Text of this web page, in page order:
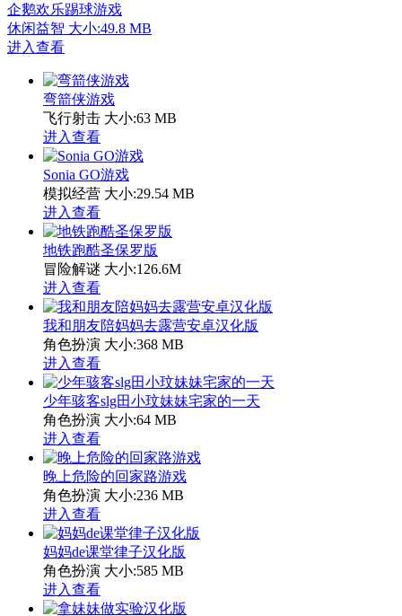
企鹅欢乐踢球游戏
休闲益智 大小:49.8 MB
进入查看
弯箭侠游戏
飞行射击 大小:63 MB
进入查看
Sonia GO游戏
模拟经营 大小:29.54 MB
进入查看
地铁跑酷圣保罗版
冒险解谜 大小:126.6M
进入查看
我和朋友陪妈妈去露营安卓汉化版
角色扮演 大小:368 MB
进入查看
少年骇客slg田小玟妹妹宅家的一天
角色扮演 大小:64 MB
进入查看
晚上危险的回家路游戏
角色扮演 大小:236 MB
进入查看
妈妈de课堂律子汉化版
角色扮演 大小:585 MB
进入查看